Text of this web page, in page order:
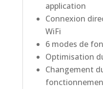
application
Connexion
WiFi
6 modes de
Optimisation
Changement